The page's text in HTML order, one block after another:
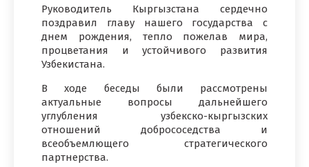
Руководитель Кыргызстана сердечно
поздравил главу нашего государства с
днем рождения, тепло пожелав мира,
процветания и устойчивого развития
Узбекистана.
В ходе беседы были рассмотрены
актуальные вопросы дальнейшего
углубления узбекско-кыргызских
отношений добрососедства и
всеобъемлющего стратегического
партнерства.